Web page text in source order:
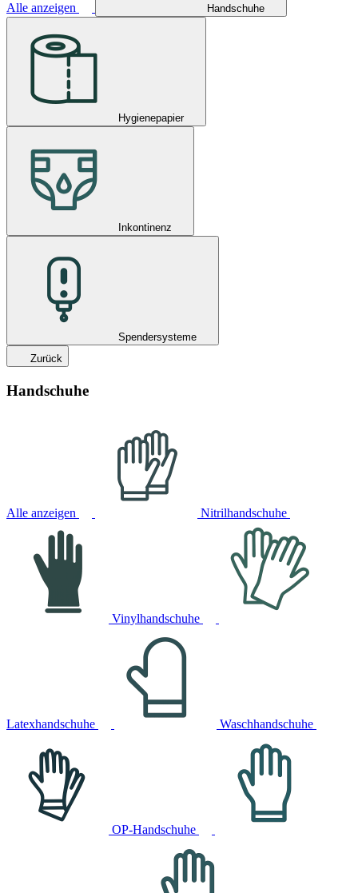
Alle anzeigen Handschuhe
Hygienepapier
Inkontinenz
Spendersysteme
Zurück
Handschuhe
Alle anzeigen Nitrilhandschuhe
Vinylhandschuhe
Latexhandschuhe Waschhandschuhe
OP-Handschuhe